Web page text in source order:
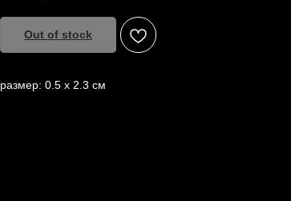
Out of stock
размер: 0.5 х 2.3 см